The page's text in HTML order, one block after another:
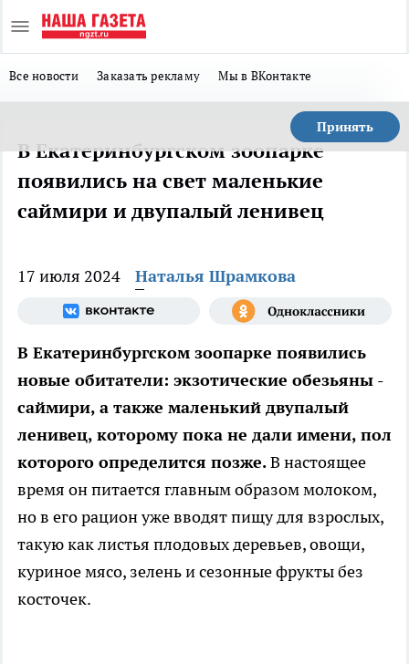
Все новости Заказать рекламу Мы в ВКонтакте
Принять
В Екатеринбургском зоопарке
появились на свет маленькие
саймири и двупалый ленивец
17 июля 2024 Наталья Шрамкова
В Екатеринбургском зоопарке появились
новые обитатели: экзотические обезьяны -
саймири, а также маленький двупалый
ленивец, которому пока не дали имени, пол
которого определится позже.В настоящее
время он питается главным образом молоком,
но в его рацион уже вводят пищу для взрослых,
такую как листья плодовых деревьев, овощи,
куриное мясо, зелень и сезонные фрукты без
косточек.